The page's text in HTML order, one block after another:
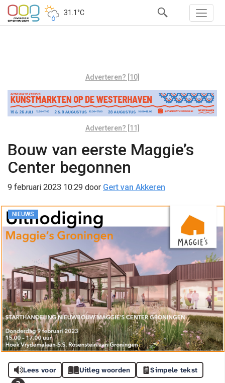
31.1°C
Adverteren? [10]
Adverteren? [11]
Bouw van eerste Maggie’s
Center begonnen
9 februari 2023 10:29 door Gert van Akkeren
NIEUWS
Lees voor Uitleg woorden Simpele tekst